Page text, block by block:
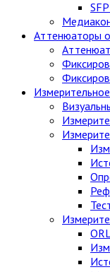
Аттенюаторы